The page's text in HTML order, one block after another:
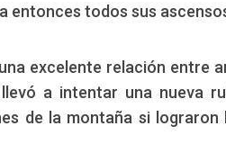
entonces todos sus
excelente relación entre
a intentar una nueva
de la montaña si